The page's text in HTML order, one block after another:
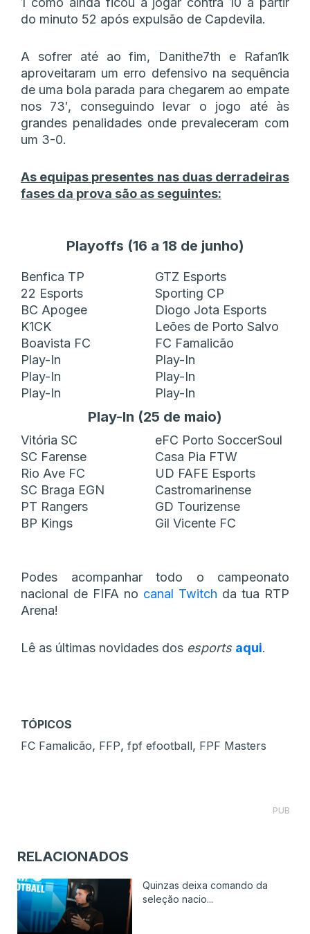
do minuto 52 após expulsão de Capdevila.
A sofrer até ao fim, Danithe7th e Rafan1k
aproveitaram um erro defensivo na sequência
de uma bola parada para chegarem ao empate
nos 73′, conseguindo levar o jogo até às
grandes penalidades onde prevaleceram com
um 3-0.
As equipas presentes nas duas derradeiras
fases da prova são as seguintes:
Playoffs (16 a 18 de junho)
Benfica TP
GTZ Esports
22 Esports
Sporting CP
BC Apogee
Diogo Jota Esports
K1CK
Leões de Porto Salvo
Boavista FC
FC Famalicão
Play-In
Play-In
Play-In
Play-In
Play-In
Play-In
Play-In (25 de maio)
Vitória SC
eFC Porto SoccerSoul
SC Farense
Casa Pia FTW
Rio Ave FC
UD FAFE Esports
SC Braga EGN
Castromarinense
PT Rangers
GD Tourizense
BP Kings
Gil Vicente FC
Podes acompanhar todo o campeonato
nacional de FIFA no canal Twitch da tua RTP
Arena!
Lê as últimas novidades dos esports aqui.
TÓPICOS
FC Famalicão, FFP, fpf efootball, FPF Masters
PUB
RELACIONADOS
Quinzas deixa comando da
seleção nacio...